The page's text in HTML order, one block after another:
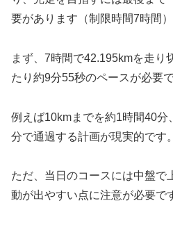
要があります（制限時間7時間）
まず、7時間で42.195kmを走り
たり約9分55秒のペースが必要で
例えば10kmまでを約1時間40分
分で通過する計画が現実的です。
ただ、当日のコースには中盤で
動が出やすい点に注意が必要で